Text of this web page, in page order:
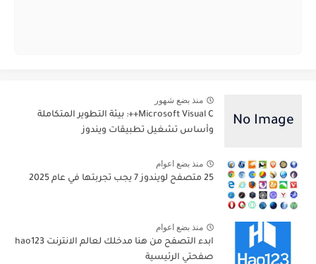
منذ بضع شهور
Microsoft Visual C++: بيئة التطوير المتكاملة
وأساس تشغيل تطبيقات ويندوز
منذ بضع اعوام
25 متصفح لويندوز 7 يجب تجربتها في عام 2025
منذ بضع اعوام
ابدء التصفح من هنا مدخلك لعالم الانترنت hao123
صفحتي الرئيسية